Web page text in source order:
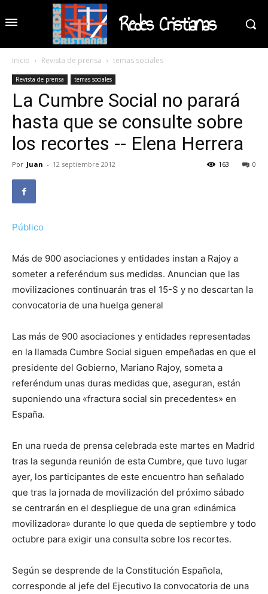
Redes Cristianas
Inicio Revista de prensa temas sociales
Revista de prensa temas sociales
La Cumbre Social no parará
hasta que se consulte sobre
los recortes -- Elena Herrera
Por Juan - 12 septiembre 2012 0
163
Público
Más de 900 asociaciones y entidades instan a Rajoy a
someter a referéndum sus medidas. Anuncian que las
movilizaciones continuarán tras el 15-S y no descartan la
convocatoria de una huelga general
Las más de 900 asociaciones y entidades representadas
en la llamada Cumbre Social siguen empeñadas en que el
presidente del Gobierno, Mariano Rajoy, someta a
referéndum unas duras medidas que, aseguran, están
suponiendo una «fractura social sin precedentes» en
España.
En una rueda de prensa celebrada este martes en Madrid
tras la segunda reunión de esta Cumbre, que tuvo lugar
ayer, los participantes de este encuentro han señalado
que tras la jornada de movilización del próximo sábado
se centrarán en el despliegue de una gran «dinámica
movilizadora» durante lo que queda de septiembre y todo
octubre para exigir una consulta sobre los recortes.
Según se desprende de la Constitución Española,
corresponde al jefe del Ejecutivo la convocatoria de una